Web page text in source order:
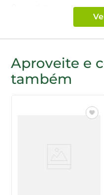
Os produtos podem ser
desenho, onde as
As cores das peças
Aproveite e
também